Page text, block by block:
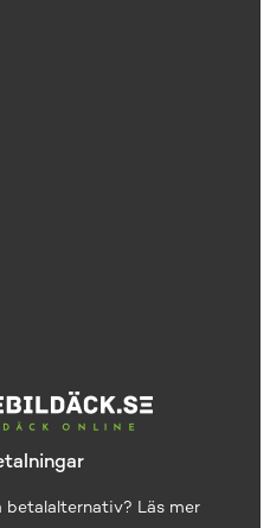
betalalternativ? Läs mer